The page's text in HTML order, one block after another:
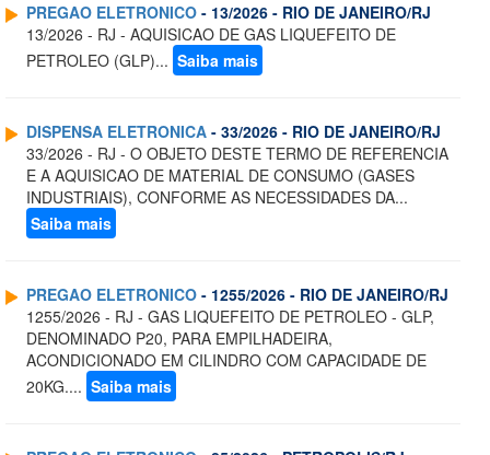
PREGAO ELETRONICO - 13/2026 - RIO DE JANEIRO/RJ
13/2026 - RJ - AQUISICAO DE GAS LIQUEFEITO DE
PETROLEO (GLP)... Saiba mais
DISPENSA ELETRONICA - 33/2026 - RIO DE JANEIRO/RJ
33/2026 - RJ - O OBJETO DESTE TERMO DE REFERENCIA
E A AQUISICAO DE MATERIAL DE CONSUMO (GASES
INDUSTRIAIS), CONFORME AS NECESSIDADES DA...
Saiba mais
PREGAO ELETRONICO - 1255/2026 - RIO DE JANEIRO/RJ
1255/2026 - RJ - GAS LIQUEFEITO DE PETROLEO - GLP,
DENOMINADO P20, PARA EMPILHADEIRA,
ACONDICIONADO EM CILINDRO COM CAPACIDADE DE
20KG.... Saiba mais